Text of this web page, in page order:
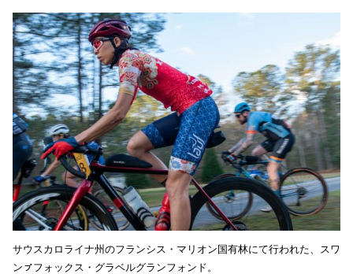
サウスカロライナ州のフランシス・マリオン国有林にて行われた、スワ
ンㇷ゚フォックス・グラベルグランフォンド。